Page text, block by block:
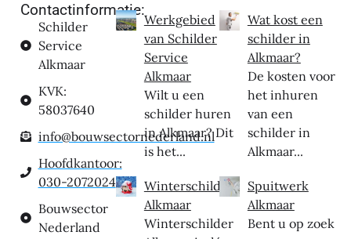
Contactinformatie:
Schilder
Service
Alkmaar
KVK:
58037640
info@bouwsectornederland.nl
Hoofdkantoor:
030-2072024
Bouwsector
Nederland
Werkgebied
van Schilder
Service
Alkmaar
Wilt u een
schilder huren
in Alkmaar? Dit
is het...
Winterschilder
Alkmaar
Winterschilder
Wat kost een
schilder in
Alkmaar?
De kosten voor
het inhuren
van een
schilder in
Alkmaar...
Spuitwerk
Alkmaar
Bent u op zoek